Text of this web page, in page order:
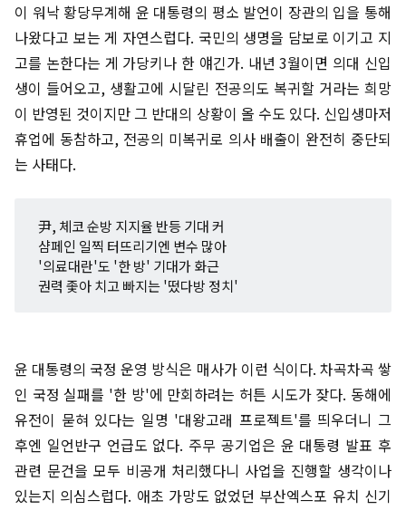
이 워낙 황당무계해 윤 대통령의 평소 발언이 장관의 입을 통해
나왔다고 보는 게 자연스럽다. 국민의 생명을 담보로 이기고 지
고를 논한다는 게 가당키나 한 얘긴가. 내년 3월이면 의대 신입
생이 들어오고, 생활고에 시달린 전공의도 복귀할 거라는 희망
이 반영된 것이지만 그 반대의 상황이 올 수도 있다. 신입생마저
휴업에 동참하고, 전공의 미복귀로 의사 배출이 완전히 중단되
는 사태다.
尹, 체코 순방 지지율 반등 기대 커
샴페인 일찍 터뜨리기엔 변수 많아
'의료대란'도 '한 방' 기대가 화근
권력 좇아 치고 빠지는 '떴다방 정치'
윤 대통령의 국정 운영 방식은 매사가 이런 식이다. 차곡차곡 쌓
인 국정 실패를 '한 방'에 만회하려는 허튼 시도가 잦다. 동해에
유전이 묻혀 있다는 일명 '대왕고래 프로젝트'를 띄우더니 그
후엔 일언반구 언급도 없다. 주무 공기업은 윤 대통령 발표 후
관련 문건을 모두 비공개 처리했다니 사업을 진행할 생각이나
있는지 의심스럽다. 애초 가망도 없었던 부산엑스포 유치 신기